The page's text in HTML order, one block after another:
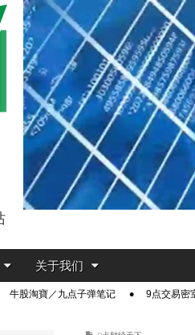
关于我们
牛股淘寶／九点子弹笔记 9点交易密